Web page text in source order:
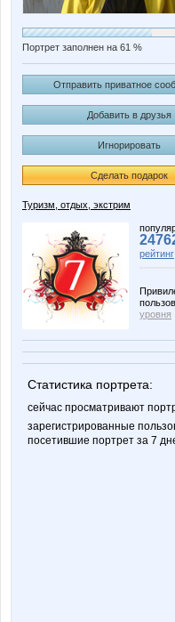
Портрет заполнен на 61 %
Отправить приватное
Добавить в друзья
Игнорировать
Сделать подарок
Туризм, отдых, экстрим
рейтинг
уровня
Статистика портрета:
сейчас просматривают
зарегистрированные
посетившие портрет за 7